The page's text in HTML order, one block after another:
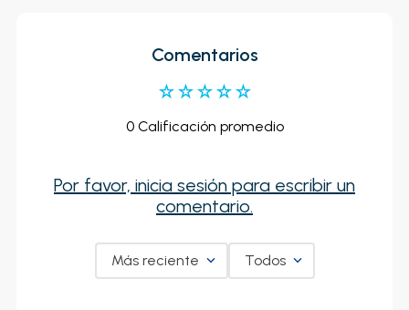
Comentarios
☆☆☆☆☆
0 Calificación promedio
Por favor, inicia sesión para escribir un
comentario.
Más reciente Todos